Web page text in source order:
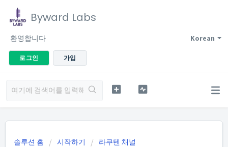
Byward Labs
Korean
환영합니다
로그인 가입
솔루션 홈 시작하기 라쿠텐 채널